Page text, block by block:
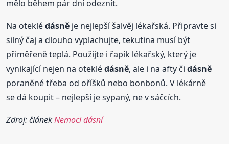
mělo během pár dní odeznít.
Na oteklédásně je nejlepší šalvěj lékařská. Připravte si
silný čaj a dlouho vyplachujte, tekutina musí být
přiměřeně teplá. Použijte i řapík lékařský, který je
vynikající nejen na oteklédásně, ale i na afty čidásně
poraněné třeba od oříšků nebo bonbonů. V lékárně
se dá koupit – nejlepší je sypaný, ne v sáčcích.
Zdroj: článekNemoci dásní